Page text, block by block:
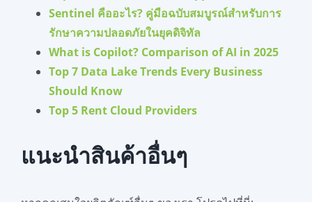
Sentinel คืออะไร? คู่มือฉบับสมบูรณ์สำหรับการ
รักษาความปลอดภัยในยุคดิจิทัล
What is Copilot? Comparison of AI in 2025
Top 7 Data Lake Trends Every Business
Should Know
Top 5 Rent Cloud Providers
แนะนำสินค้าอื่นๆ